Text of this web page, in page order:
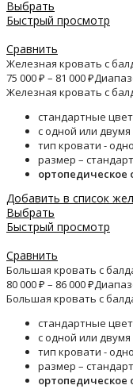
Выбрать
Быстрый просмотр
Сравнить
Железная кровать с
75 000₽ – 81 000₽
Железная кровать с
стандартные
с одной или
тип кровати -
размер –
ортопедическое
Добавить в список
Выбрать
Быстрый просмотр
Сравнить
Большая кровать с
80 000₽ – 86 000₽
Большая кровать с
стандартные
с одной или
тип кровати -
размер –
ортопедическое